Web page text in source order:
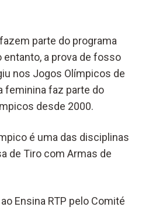
parte do programa
a prova de fosso
nos Jogos Olímpicos de
feminina faz parte do
desde 2000.
é uma das disciplinas
de Tiro com Armas de
Ensina RTP pelo Comité